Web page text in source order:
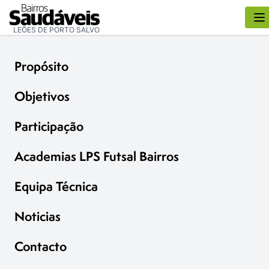
LEÕES DE PORTO SALVO
Propósito
Objetivos
Participação
Academias LPS Futsal Bairros
Equipa Técnica
Noticias
Contacto